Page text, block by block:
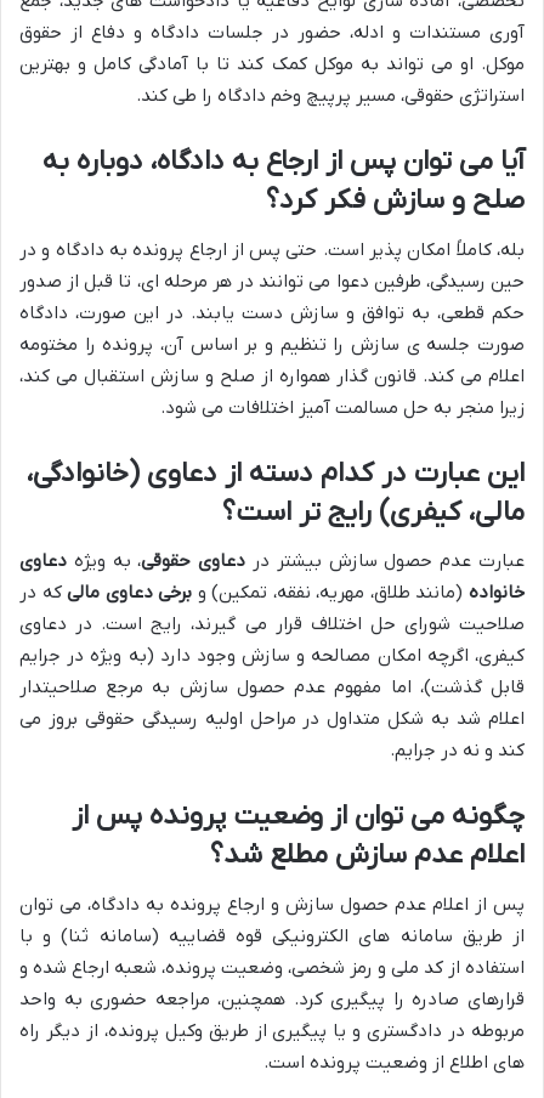
آوری مستندات و ادله، حضور در جلسات دادگاه و دفاع از حقوق
موکل. او می تواند به موکل کمک کند تا با آمادگی کامل و بهترین
استراتژی حقوقی، مسیر پرپیچ وخم دادگاه را طی کند.
آیا می توان پس از ارجاع به دادگاه، دوباره به
صلح و سازش فکر کرد؟
بله، کاملاً امکان پذیر است. حتی پس از ارجاع پرونده به دادگاه و در
حین رسیدگی، طرفین دعوا می توانند در هر مرحله ای، تا قبل از صدور
حکم قطعی، به توافق و سازش دست یابند. در این صورت، دادگاه
صورت جلسه ی سازش را تنظیم و بر اساس آن، پرونده را مختومه
اعلام می کند. قانون گذار همواره از صلح و سازش استقبال می کند،
زیرا منجر به حل مسالمت آمیز اختلافات می شود.
این عبارت در کدام دسته از دعاوی (خانوادگی،
مالی، کیفری) رایج تر است؟
عبارت عدم حصول سازش بیشتر در دعاوی حقوقی، به ویژه دعاوی
خانواده(مانند طلاق، مهریه، نفقه، تمکین) و برخی دعاوی مالیکه در
صلاحیت شورای حل اختلاف قرار می گیرند، رایج است. در دعاوی
کیفری، اگرچه امکان مصالحه و سازش وجود دارد (به ویژه در جرایم
قابل گذشت)، اما مفهوم عدم حصول سازش به مرجع صلاحیتدار
اعلام شد به شکل متداول در مراحل اولیه رسیدگی حقوقی بروز می
کند و نه در جرایم.
چگونه می توان از وضعیت پرونده پس از
اعلام عدم سازش مطلع شد؟
پس از اعلام عدم حصول سازش و ارجاع پرونده به دادگاه، می توان
از طریق سامانه های الکترونیکی قوه قضاییه (سامانه ثنا) و با
استفاده از کد ملی و رمز شخصی، وضعیت پرونده، شعبه ارجاع شده و
قرارهای صادره را پیگیری کرد. همچنین، مراجعه حضوری به واحد
مربوطه در دادگستری و یا پیگیری از طریق وکیل پرونده، از دیگر راه
های اطلاع از وضعیت پرونده است.